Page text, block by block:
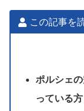
この記事を
ポルシェ
っている方